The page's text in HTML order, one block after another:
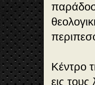
Κέντρο
εις